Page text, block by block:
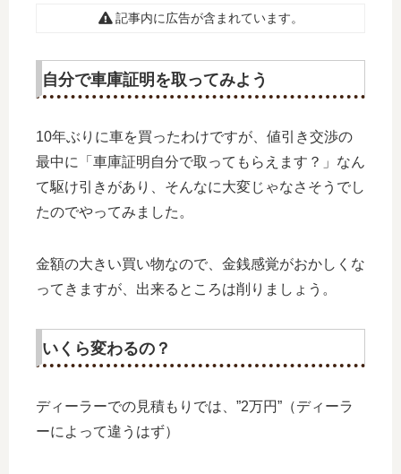
記事内に広告が含まれています。
自分で車庫証明を取ってみよう
10年ぶりに車を買ったわけですが、値引き交渉の
最中に「車庫証明自分で取ってもらえます？」なん
て駆け引きがあり、そんなに大変じゃなさそうでし
たのでやってみました。
金額の大きい買い物なので、金銭感覚がおかしくな
ってきますが、出来るところは削りましょう。
いくら変わるの？
ディーラーでの見積もりでは、”2万円”（ディーラ
ーによって違うはず）